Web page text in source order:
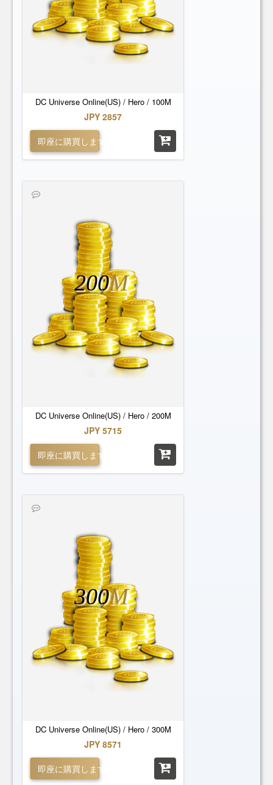
DC Universe Online(US) / Hero / 100M
JPY 2857
即座に購買します
DC Universe Online(US) / Hero / 200M
200M
JPY 5715
即座に購買します
DC Universe Online(US) / Hero / 300M
300M
JPY 8571
即座に購買します